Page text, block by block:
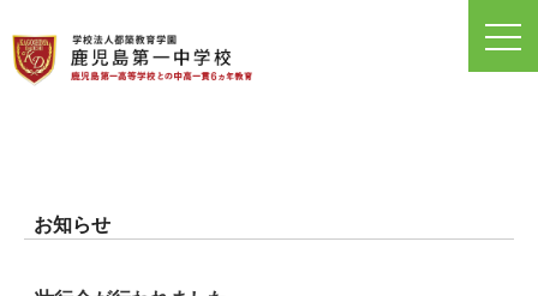
お知らせ